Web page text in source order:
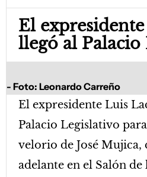
El
llegó al
Foto: Leonardo Carreño
El expresidente Luis
Palacio Legislativo
velorio de José Mujica,
adelante en el Salón de